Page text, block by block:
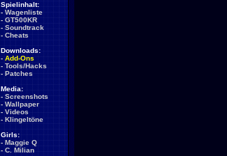
Spielinhalt:
- Wagenliste
- GT500KR
- Soundtrack
- Cheats
Downloads:
- Add-Ons
- Tools/Hacks
- Patches
Media:
- Screenshots
- Wallpaper
- Videos
- Klingeltöne
Girls:
- Maggie Q
- C. Milian